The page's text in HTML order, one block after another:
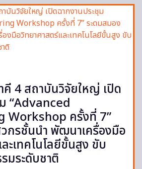
4 สถาบันวิจัยใหญ่ เปิด
“Advanced
Workshop ครั้งที่ 7”
กรชั้นนำ พัฒนาเครื่องมือ
ะเทคโนโลยีขั้นสูง ขับ
มระดับชาติ